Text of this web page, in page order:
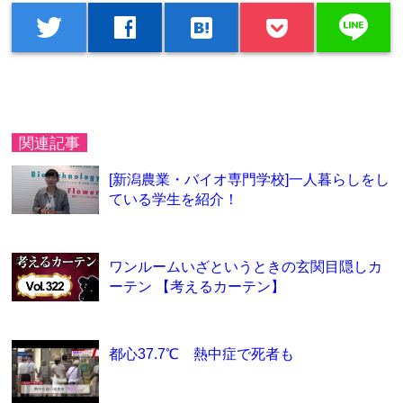
twitter facebook hatenabookmark line
関連記事
[新潟農業・バイオ専門学校]一人暮らしをし
ている学生を紹介！
ワンルームいざというときの玄関目隠しカ
ーテン 【考えるカーテン】
都心37.7℃ 熱中症で死者も